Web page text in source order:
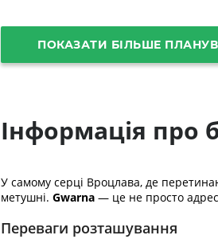
ПОКАЗАТИ БІЛЬШЕ
Інформація про
У самому серці Вроцлава, де
метушні. Gwarna — це не просто
Переваги розташування